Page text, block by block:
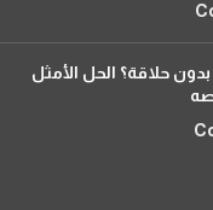
حلاقة؟ الحل الأمثل